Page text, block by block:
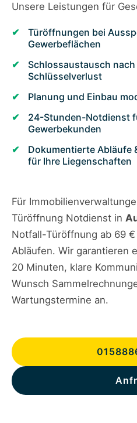
Unsere Leistungen für
Türöffnungen bei
Gewerbeflächen
Schlossaustausch
Schlüsselverlust
Planung und Einbau
24-Stunden-Notdienst
Gewerbekunden
Dokumentierte Abläufe
für Ihre Liegenschaften
Für
Türöffnung Notdienst in
Notfall-Türöffnung ab 69
Abläufen. Wir garantieren
20 Minuten, klare
Wunsch
Wartungstermine an.